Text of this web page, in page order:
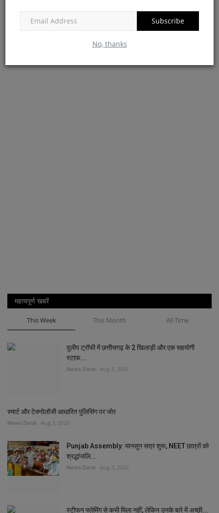
Subscribe
No, thanks
महत्वपूर्ण खबरें
This Week This Month All Time
दुलीप ट्रॉफी में छत्तीसगढ़ के 2 खिलाड़ी और एक सहयोगी
स्टाफ...
News Desk Aug 3, 2026
स्मार्ट और टेक्नोलॉजी आधारित पुलिसिंग पर जोर
News Desk Aug 3, 2026
Punjab Assembly: मानसून सत्र शुरू, NEET छात्रों को
श्रद्धांजलि...
News Desk Aug 3, 2026
स्टीफन फ्लेमिंग से कभी मिला नहीं, लेकिन उनके बारे में अच्छी...